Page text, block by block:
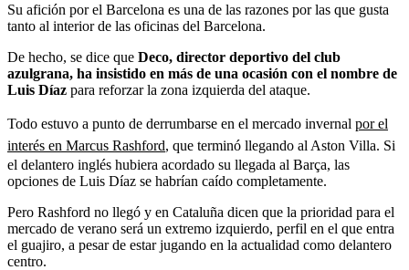
Su afición por el Barcelona es una de las razones por las que gusta
tanto al interior de las oficinas del Barcelona.
De hecho, se dice que Deco, director deportivo del club
azulgrana, ha insistido en más de una ocasión con el nombre de
Luis Díaz para reforzar la zona izquierda del ataque.
Todo estuvo a punto de derrumbarse en el mercado invernal por el
interés en Marcus Rashford, que terminó llegando al Aston Villa. Si
el delantero inglés hubiera acordado su llegada al Barça, las
opciones de Luis Díaz se habrían caído completamente.
Pero Rashford no llegó y en Cataluña dicen que la prioridad para el
mercado de verano será un extremo izquierdo, perfil en el que entra
el guajiro, a pesar de estar jugando en la actualidad como delantero
centro.